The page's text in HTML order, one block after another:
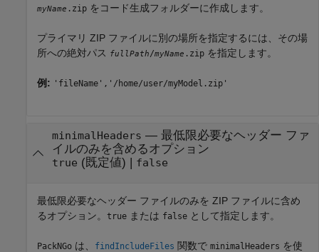
myName .zip をコード生成フォルダーに作成します。
プライマリ ZIP ファイルに別の場所を指定するには、その場
所への絶対パス fullPath/myName .zip を指定します。
例: 'fileName','/home/user/myModel.zip'
minimalHeaders — 最低限必要なヘッダー ファ
イルのみを含めるオプション
true (既定値) | false
最低限必要なヘッダー ファイルのみを ZIP ファイルに含め
るオプション。 true または false として指定します。
PackNGo は、 findIncludeFiles 関数で minimalHeaders を使